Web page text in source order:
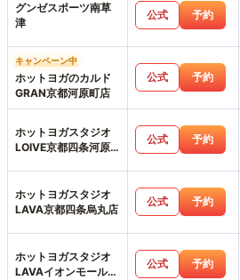
グンゼスポーツ南草
津
公式 予約
キャンペーン中
ホットヨガのカルド
GRAN京都河原町店
公式 予約
ホットヨガスタジオ
LOIVE京都四条河原
公式 予約
ホットヨガスタジオ
LAVA京都四条烏丸店
公式 予約
ホットヨガスタジオ
LAVAイオンモール北
公式 予約